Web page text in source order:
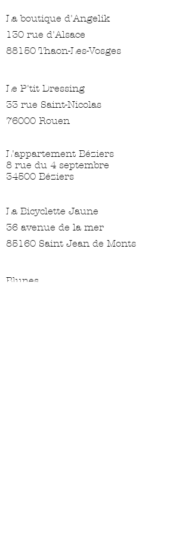
La boutique d'Angelik
130 rue d'Alsace
88150 Thaon-Les-Vosges
Le P'tit Dressing
33 rue Saint-Nicolas
76000 Rouen
L'appartement Béziers
8 rue du 4 septembre
34500 Béziers
La Bicyclette Jaune
36 avenue de la mer
85160 Saint Jean de Monts
Blunes